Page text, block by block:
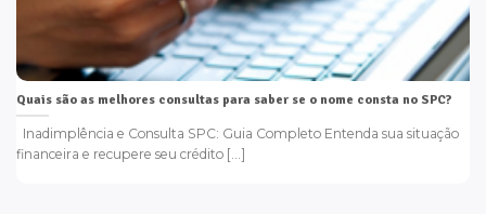
Quais são as melhores consultas para saber se o nome consta no SPC?
Inadimplência e Consulta SPC: Guia Completo Entenda sua situação
financeira e recupere seu crédito [...]